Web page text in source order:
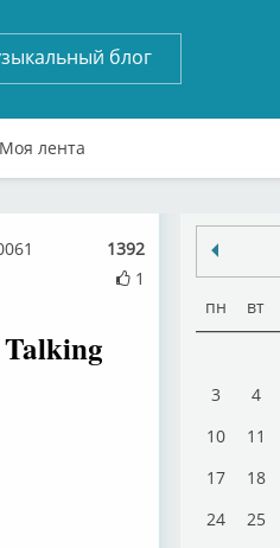
блог
Моя лента
1392
1
пн вт
3
4
10
11
17
18
24
25